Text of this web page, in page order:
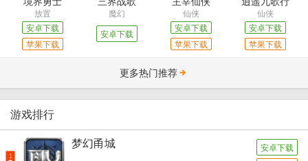
放置
安卓下载
苹果下载
魔幻
安卓下载
仙侠
安卓下载
苹果下载
仙侠
安卓下载
苹果下载
更多热门推荐
游戏排行
1
梦幻甬城
安卓下载